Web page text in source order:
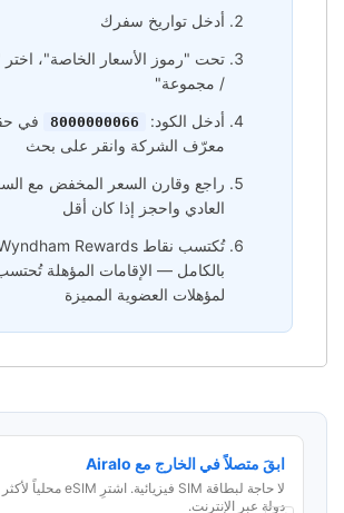
أدخل تواريخ سفرك
تحت "رموز الأسعار الخاصة"،
/ مجموعة"
أدخل الكود:
8000000066
في
معرّف الشركة وانقر على بحث
راجع وقارن السعر المخفض مع
العادي واحجز إذا كان أقل
تُكتسب نقاط Wyndham Rewards
بالكامل — الإقامات المؤهلة تُحتسب
لمؤهلات العضوية المميزة
ابقَ متصلاً في الخارج مع Airalo
دولة عبر الإنترنت.